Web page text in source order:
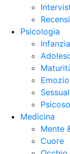
Psicologia
Infanzia
Medicina
Mente
Cuore